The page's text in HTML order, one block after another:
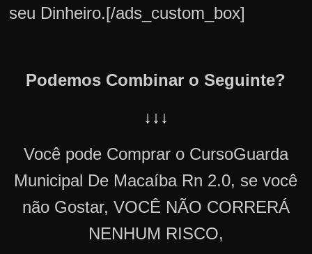
seu Dinheiro.[/ads_custom_box]
Podemos Combinar o Seguinte?
↓↓↓
Você pode Comprar o CursoGuarda
Municipal De Macaíba Rn 2.0, se você
não Gostar, VOCÊ NÃO CORRERÁ
NENHUM RISCO,